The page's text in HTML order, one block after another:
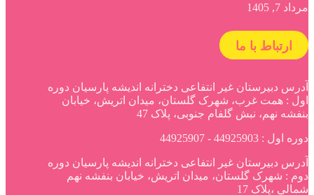
مرداد 7, 1405
ارتباط با ما
آدرس دبیرستان غیر انتفاعی دخترانه اندیشه پارسیان دوره
اول : همت غرب، شهرک گلستان، میدان اتریش، خیابان
بنفشه نهم، نبش گلفام جنوبی، پلاک 47
دوره اول : 44925903 - 44925907
آدرس دبیرستان غیر انتفاعی دخترانه اندیشه پارسیان دوره
دوم : شهرک گلستان، میدان اتریش، خیابان بنفشه نهم
شمالی ،پلاک 17